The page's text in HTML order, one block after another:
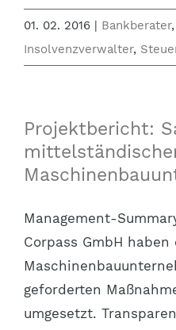
01. 02. 2016 | Bankberater,
Insolvenzverwalter,
Projektbericht:
Management-
Corpass GmbH
geforderten
umgesetzt.